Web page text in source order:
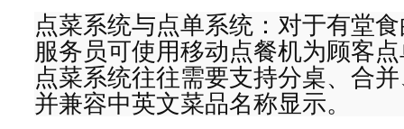
点菜系统与点单系统：对于有堂
服务员可使用移动点餐机为顾客
点菜系统往往需要支持分桌、合
并兼容中英文菜品名称显示。